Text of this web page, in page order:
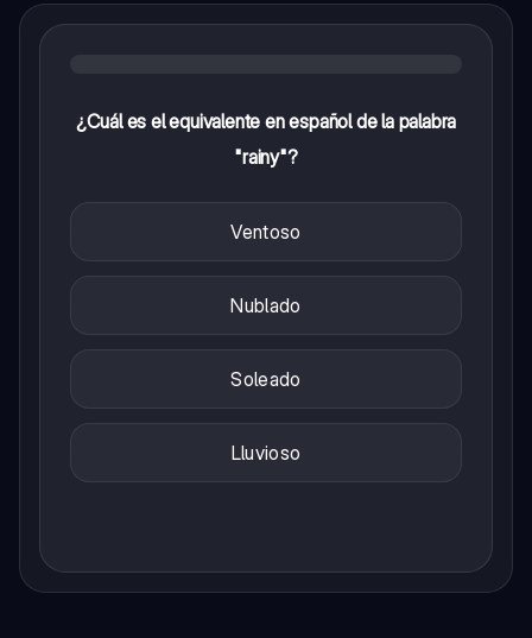
¿Cuál es el equivalente en español de la palabra
"rainy"?
Ventoso
Nublado
Soleado
Lluvioso